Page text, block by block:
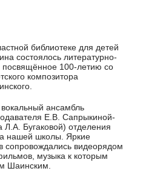
библиотеке для детей
состоялось литературно-
100-летию со
композитора
ансамбль
Е.В. Сапрыкиной-
Л.А. Бугаковой) отделения
нашей школы. Яркие
сопровождались видеорядом
музыка к которым
Шаинским.